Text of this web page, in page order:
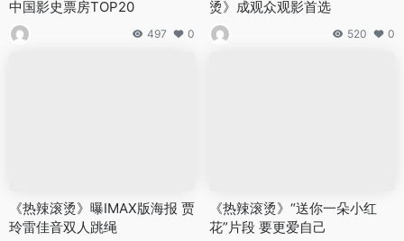
中国影史票房TOP20
497 0
烫》成观众观影首选
520 0
《热辣滚烫》曝IMAX版海报 贾
玲雷佳音双人跳绳
《热辣滚烫》“送你一朵小红
花”片段 要更爱自己